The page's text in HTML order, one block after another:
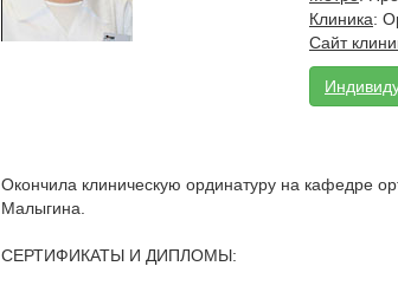
Клиника:
Сайт
Окончила клиническую ординатуру на кафедре
Малыгина.
СЕРТИФИКАТЫ И ДИПЛОМЫ: